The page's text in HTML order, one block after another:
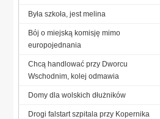
Była szkoła, jest melina
Bój o miejską komisję mimo
europojednania
Chcą handlować przy Dworcu
Wschodnim, kolej odmawia
Domy dla wolskich dłużników
Drogi falstart szpitala przy Kopernika